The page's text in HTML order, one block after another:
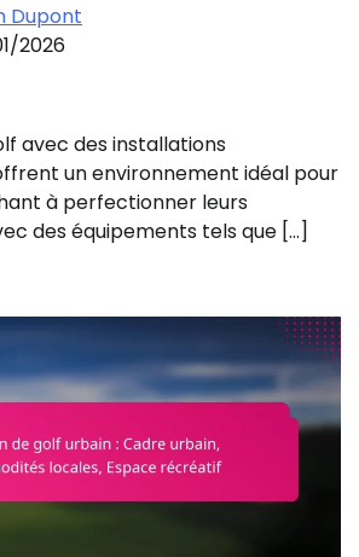
Dupont
2026
avec des installations
un environnement idéal pour
à perfectionner leurs
des équipements tels que […]